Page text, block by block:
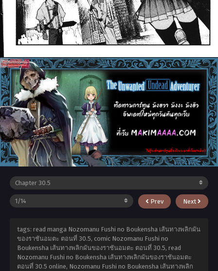
Prev Next
tags: read manga Nozomanu Fushi no Boukensha เส้นทางพลิกผัน
ของราชันอมตะ ตอนที่ 30.5, comic Nozomanu Fushi no
Boukensha เส้นทางพลิกผันของราชันอมตะ ตอนที่ 30.5, read
Nozomanu Fushi no Boukensha เส้นทางพลิกผันของราชันอมตะ
ตอนที่ 30.5 online, Nozomanu Fushi no Boukensha เส้นทางพลิก